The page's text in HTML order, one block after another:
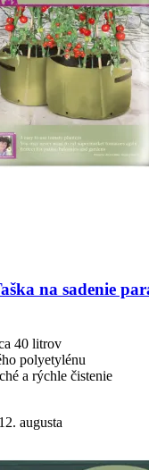
na sadenie
40 litrov
polyetylénu
a rýchle čistenie
augusta